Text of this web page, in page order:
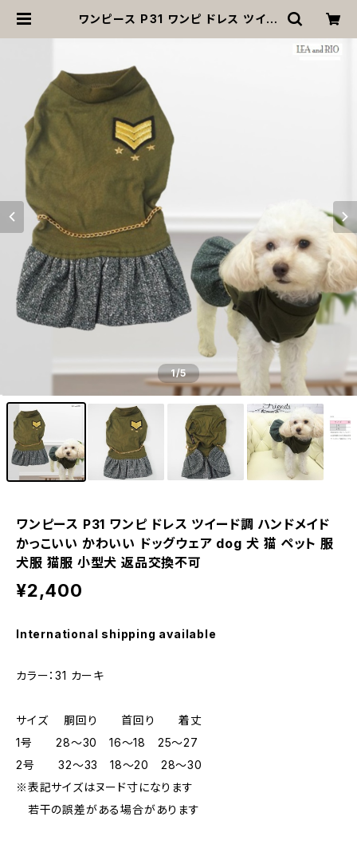
ワンピース P31 ワンピ ドレス ツイー
1/5
ワンピース P31 ワンピ ドレス ツイード調 ハンドメイド
かっこいい かわいい ドッグウェア dog 犬 猫 ペット 服
犬服 猫服 小型犬 返品交換不可
¥2,400
International shipping available
カラー：31 カーキ
サイズ 胴回り 首回り 着丈
1号 28～30 16～18 25～27
2号 32～33 18～20 28～30
※表記サイズはヌード寸になります
若干の誤差がある場合があります